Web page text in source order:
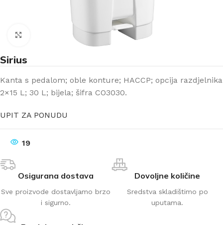
Klikni za uvećanje
Sirius
Kanta s pedalom; oble konture; HACCP; opcija razdjelnika
2×15 L; 30 L; bijela; šifra CO3030.
UPIT ZA PONUDU
19
Osigurana dostava
Sve proizvode dostavljamo brzo
i sigurno.
Dovoljne količine
Sredstva skladištimo po
uputama.